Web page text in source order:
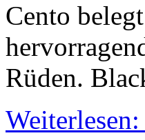
Cento
Rüden.